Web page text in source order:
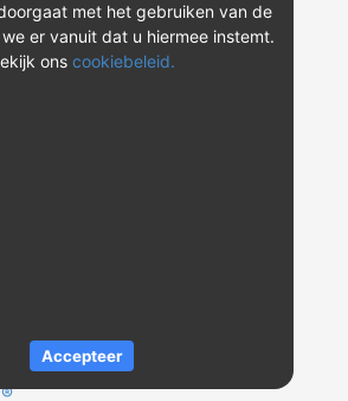
Neem tijdens
met ons op of
®
met het gebruiken van de
er vanuit dat u hiermee instemt.
ons cookiebeleid.
Accepteer